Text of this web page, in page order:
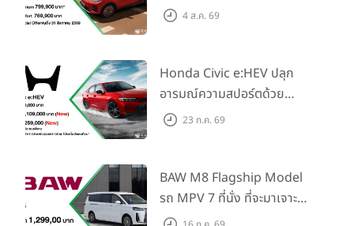
คุณบิล จาง ผู้อำนวยการบริหารแบรนด์ OMODA & JAECOO
ประเทศไทย
กล่าวว่า “ประเทศไทยถือเป็นตลาดหลักที่มีความสำคัญ
ของกลุ่มเชอรี่ในภูมิภาคเอเชียตะวันออกเฉียงใต้ ผลการดำเนินงาน
ที่โดดเด่นในรอบปีแรกนี้ยืนยันว่าเราเดินมาถูกทิศทาง โดยเฉพาะ
การนำเสนอผลิตภัณฑ์ที่ผสานทั้งนวัตกรรมเทคโนโลยีล้ำสมัย การ
ต้องการของผู้บริโภคชาวไทยได้อย่างลงตัว”
วิสัยทัศน์ “Drive Your
4 ส.ค. 69
Honda Civic e:HEV ปลุก
อารมณ์ความสปอร์ตด้วย
Honda S+ Shift ครั้งแรกใน
Traffic Monitor เพียงจอง
ภายใน 31 ก.ค. 2569 รับบัตร
น้ำมันมูลค่า 10,000 บาท
23 ก.ค. 69
BAW M8 Flagship Model
รถ MPV 7 ที่นั่ง ที่จะมาเจาะ
ตลาดครอบครัวและองค์กรยุค